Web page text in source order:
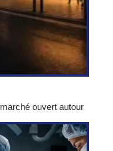
ouvert autour